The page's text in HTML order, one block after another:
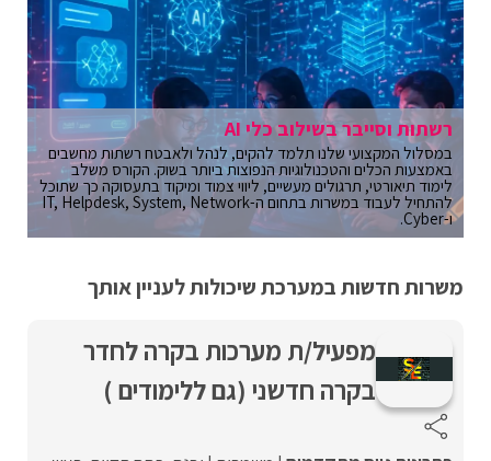
רשתות וסייבר בשילוב כלי AI
במסלול המקצועי שלנו תלמד להקים, לנהל ולאבטח רשתות מחשבים
באמצעות הכלים והטכנולוגיות הנפוצות ביותר בשוק. הקורס משלב
לימוד תיאורטי, תרגולים מעשיים, ליווי צמוד ומיקוד בתעסוקה כך שתוכל
להתחיל לעבוד במשרות בתחום ה-IT, Helpdesk, System, Network
ו-Cyber.
משרות חדשות במערכת שיכולות לעניין אותך
מפעיל/ת מערכות בקרה לחדר
בקרה חדשני (גם ללימודים )